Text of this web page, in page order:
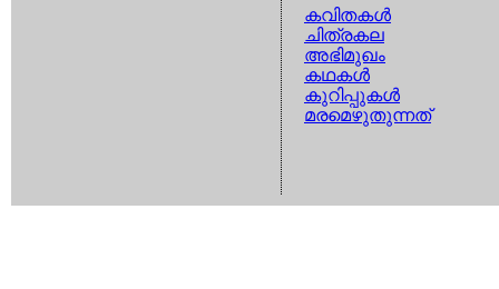
കവിതകള്‍
ചിത്രകല
അഭിമുഖം
കഥകള്‍
കുറിപ്പുകള്‍
മരമെഴുതുന്നത്